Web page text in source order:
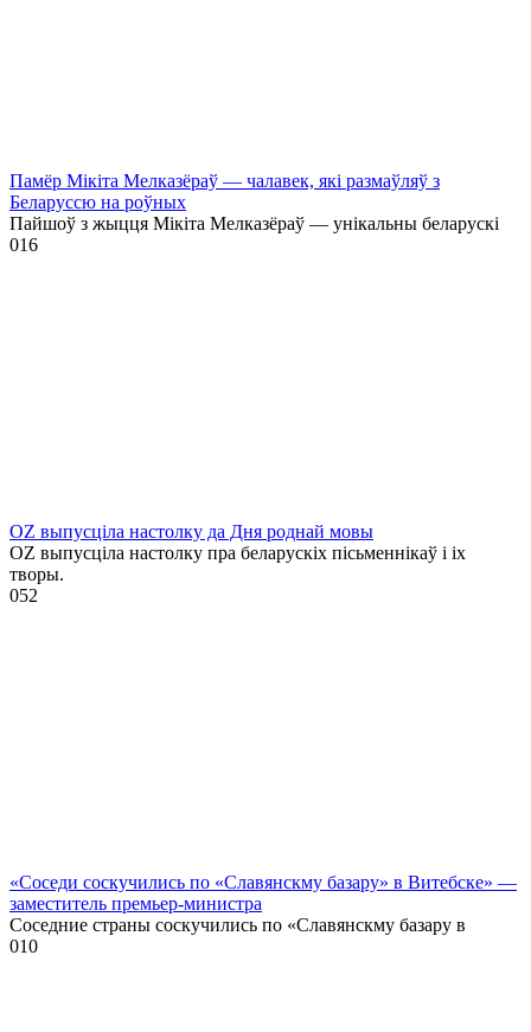
Памёр Мікіта Мелказёраў — чалавек, які размаўляў з
Беларуссю на роўных
Пайшоў з жыцця Мікіта Мелказёраў — унікальны беларускі
016
OZ выпусціла настолку да Дня роднай мовы
OZ выпусціла настолку пра беларускіх пісьменнікаў і іх
творы.
052
«Соседи соскучились по «Славянскму базару» в Витебске» —
заместитель премьер-министра
Соседние страны соскучились по «Славянскму базару в
010